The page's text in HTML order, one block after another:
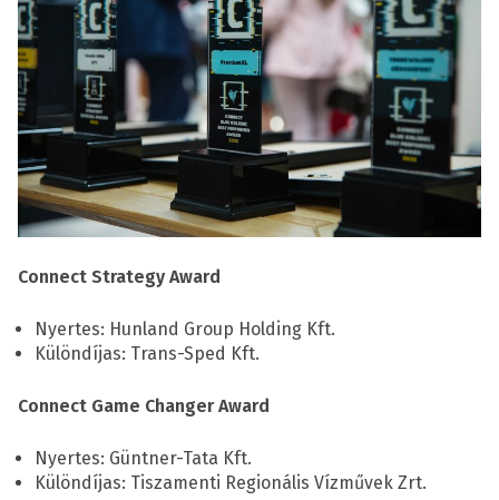
Connect Strategy Award
Nyertes: Hunland Group Holding Kft.
Különdíjas: Trans-Sped Kft.
Connect Game Changer Award
Nyertes: Güntner-Tata Kft.
Különdíjas: Tiszamenti Regionális Vízművek Zrt.